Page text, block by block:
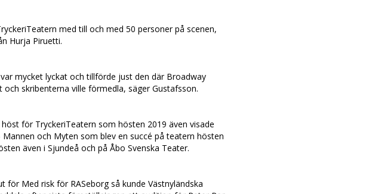
med till och med 50 personer på scenen,
Hurja Piruetti.
mycket lyckat och tillförde just den där Broadway
skribenterna ville förmedla, säger Gustafsson.
för TryckeriTeatern som hösten 2019 även visade
och Myten som blev en succé på teatern hösten
även i Sjundeå och på Åbo Svenska Teater.
för Med risk för RASeborg så kunde Västnyländska